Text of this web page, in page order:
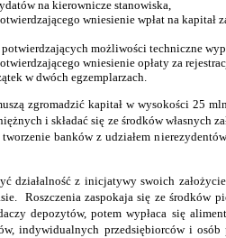
na kierownicze stanowiska,
wniesienie wpłat na kapitał
możliwości techniczne
wniesienie opłaty za
w dwóch egzemplarzach.
zgromadzić kapitał w wysokości 25
i składać się ze środków własnych
banków z udziałem
działalność z inicjatywy swoich
Roszczenia zaspokaja się ze środków
depozytów, potem wypłaca się
indywidualnych przedsiębiorców i